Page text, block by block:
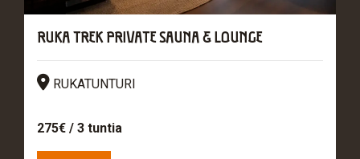
RUKA TREK PRIVATE SAUNA & LOUNGE
Sijainti
RUKATUNTURI
275€ / 3 tuntia